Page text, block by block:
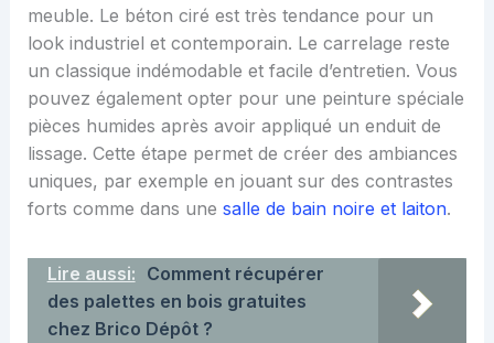
meuble. Le béton ciré est très tendance pour un
look industriel et contemporain. Le carrelage reste
un classique indémodable et facile d’entretien. Vous
pouvez également opter pour une peinture spéciale
pièces humides après avoir appliqué un enduit de
lissage. Cette étape permet de créer des ambiances
uniques, par exemple en jouant sur des contrastes
forts comme dans une salle de bain noire et laiton.
Lire aussi: Comment récupérer
des palettes en bois gratuites
chez Brico Dépôt ?